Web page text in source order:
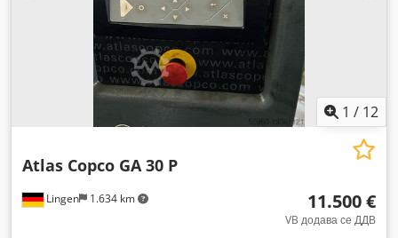
1 / 12
Lingen 1.634 km
Atlas Copco GA 30 P
11.500 €
VB додава се ДДВ